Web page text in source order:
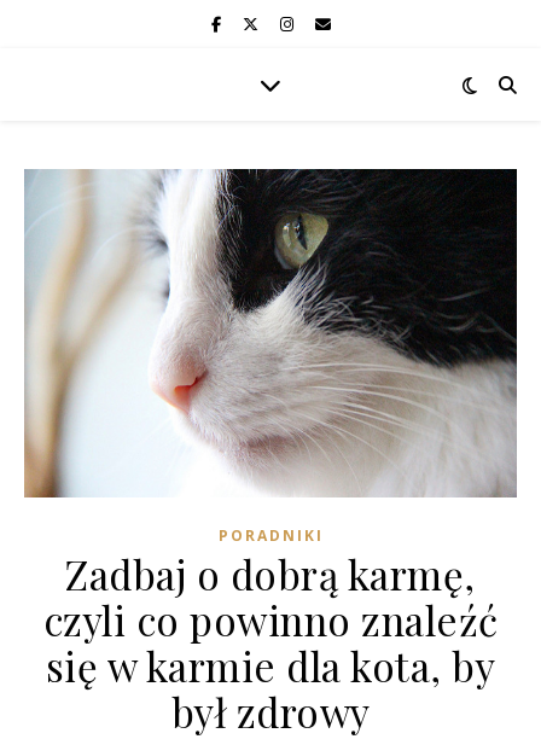
PORADNIKI
Zadbaj o dobrą karmę,
czyli co powinno znaleźć
się w karmie dla kota, by
był zdrowy